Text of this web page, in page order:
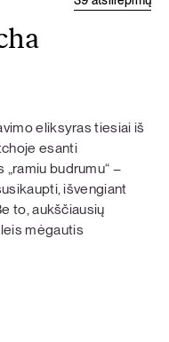
eliksyras tiesiai iš
esanti
budrumu“ –
išvengiant
to, aukščiausių
mėgautis